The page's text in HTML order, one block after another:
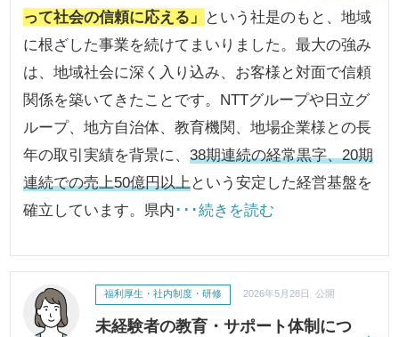
って社会の信頼に応える」 という社是のもと、地域
に根ざした事業を続けてまいりました。最大の強み
は、地域社会に深く入り込み、お客様と対面で信頼
関係を築いてきたことです。NTTグループや日立グ
ループ、地方自治体、教育機関、地場企業様との長
年の取引実績を背景に、38期連続の経常黒字、20期
連続での売上50億円以上という安定した経営基盤を
確立しています。県内 ･･･続きを読む
未経験者の教育・サポート体制につ
福利厚生・社内制度・研修 2026年5月28日 公開